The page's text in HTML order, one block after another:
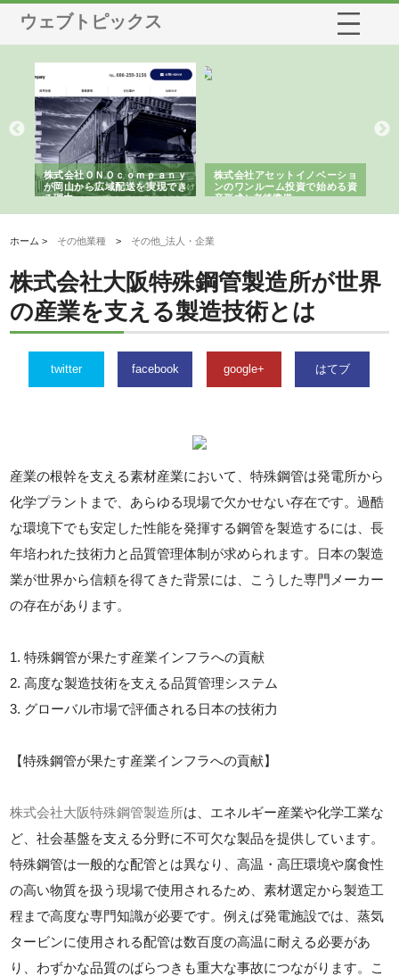
ウェブトピックス
株式会社ＯＮＯｃｏｍｐａｎｙ
が岡山から広域配送を実現でき
る理由
株式会社アセットイノベーショ
ンのワンルーム投資で始める資
産形成と老後準備
ホーム > その他業種 > その他_法人・企業
株式会社大阪特殊鋼管製造所が世界
の産業を支える製造技術とは
twitter facebook google+ はてブ
産業の根幹を支える素材産業において、特殊鋼管は発電所から
化学プラントまで、あらゆる現場で欠かせない存在です。過酷
な環境下でも安定した性能を発揮する鋼管を製造するには、長
年培われた技術力と品質管理体制が求められます。日本の製造
業が世界から信頼を得てきた背景には、こうした専門メーカー
の存在があります。
1. 特殊鋼管が果たす産業インフラへの貢献
2. 高度な製造技術を支える品質管理システム
3. グローバル市場で評価される日本の技術力
【特殊鋼管が果たす産業インフラへの貢献】
株式会社大阪特殊鋼管製造所は、エネルギー産業や化学工業な
ど、社会基盤を支える分野に不可欠な製品を提供しています。
特殊鋼管は一般的な配管とは異なり、高温・高圧環境や腐食性
の高い物質を扱う現場で使用されるため、素材選定から製造工
程まで高度な専門知識が必要です。例えば発電施設では、蒸気
タービンに使用される配管は数百度の高温に耐える必要があ
り、わずかな品質のばらつきも重大な事故につながります。こ